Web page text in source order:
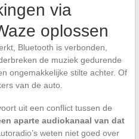
via
oplossen
Bluetooth is verbonden,
de muziek gedurende
ongemakkelijke stilte achter. Of
van de auto.
uit een conflict tussen de
aparte audiokanaal van dat
weten niet goed over